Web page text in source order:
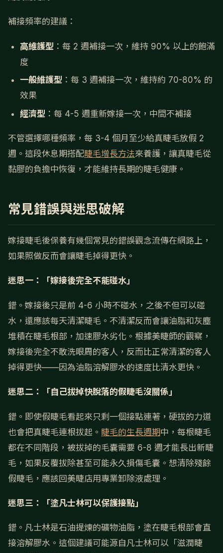
補接頻率的建議：
高維護型 ：每 2 週補接一次，維持 90% 以上的飽滿
度
一般維護型 ：每 3 週補接一次，維持約 70-80% 的
效果
經濟型 ：每 4-5 週重新嫁接一次，中間不補接
不管選擇哪種頻率，每 3-4 個月至少給真睫毛放假 2
週。這段休息期搭配睫毛增長方法來養護，讓真睫毛從
黏膠的負擔中恢復，才能維持長期的睫毛健康。
常見錯誤與迷思破解
嫁接睫毛後保養有幾個常見的錯誤觀念流傳在網路上，
如果照做反而會讓睫毛掉得更快。
迷思一：「嫁接後完全不能碰水」
錯。嫁接後只是前 4-6 小時不碰水，之後不但可以碰
水，還應該每天清潔睫毛。不清潔反而會讓油脂和灰塵
堆積在睫毛根部，加速膠水劣化。根據美睫師的觀察，
嫁接後完全不敢洗眼周的客人，反而比正常清潔的客人
掉得更快——因為油脂溶解膠水的速度比清水更快。
迷思二：「自己拔掉快脫落的假睫毛沒關係」
錯。即使假睫毛看起來只剩一個接點連著，硬拔的力道
也會把真睫毛連根拔起。 睫毛的生長週期中，每根睫毛
都在不同階段，被拔掉的毛囊需要 6-8 週才能長出新睫
毛，如果反覆拔除甚至可能永久損傷毛囊。想清除殘餘
假睫毛，應該回美睫店用專業卸除液處理。
迷思三：「塗凡士林可以保護接點」
錯。凡士林是石油提煉的礦物油脂，塗在睫毛根部會直
接溶解膠水。這個建議可能源自凡士林可以「滋潤睫